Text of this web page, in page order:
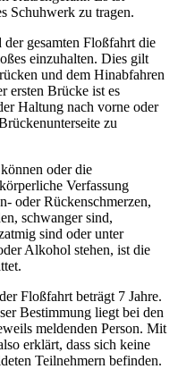
Schuhwerk zu tragen.
gesamten Floßfahrt die
einzuhalten. Dies gilt
und dem Hinabfahren
ersten Brücke ist es
Haltung nach vorne oder
zu
oder die
Verfassung
oder Rückenschmerzen,
schwanger sind,
sind oder unter
Alkohol stehen, ist die
Floßfahrt beträgt 7 Jahre.
Bestimmung liegt bei den
meldenden Person. Mit
erklärt, dass sich keine
Teilnehmern befinden.